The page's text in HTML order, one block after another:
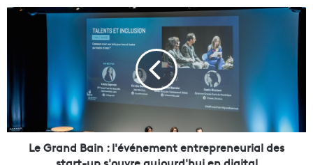
n
d
B
a
Le Grand Bain : l'événement entrepreneurial des